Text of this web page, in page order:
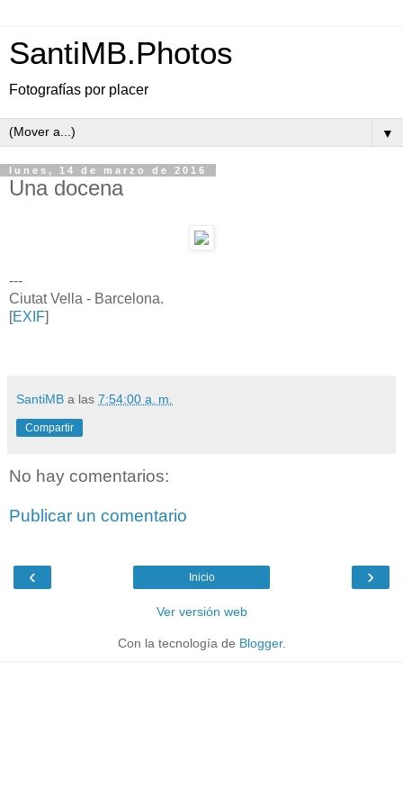
SantiMB.Photos
Fotografías por placer
▼
lunes, 14 de marzo de 2016
Una docena
---
Ciutat Vella - Barcelona.
[EXIF]
SantiMB a las 7:54:00 a. m.
Compartir
No hay comentarios:
Publicar un comentario
‹ ›
Inicio
Ver versión web
Con la tecnología de Blogger.